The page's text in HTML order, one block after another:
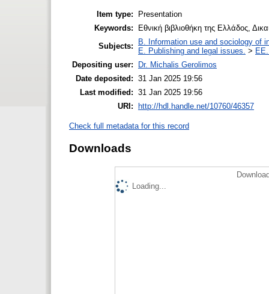
Item type:
Presentation
Keywords:
Εθνική βιβλιοθήκη της Ελλάδος,
Subjects:
B. Information use and sociology of
E. Publishing and legal issues. >
Depositing user:
Dr. Michalis Gerolimos
Date deposited: 31 Jan 2025 19:56
Last modified: 31 Jan 2025 19:56
URI:
http://hdl.handle.net/10760/46357
Check full metadata for this record
Downloads
Loading...